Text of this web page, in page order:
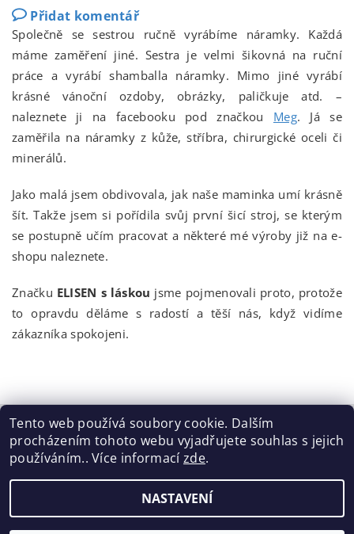
Přidat komentář
Společně se sestrou ručně vyrábíme náramky. Každá
máme zaměření jiné. Sestra je velmi šikovná na ruční
práce a vyrábí shamballa náramky. Mimo jiné vyrábí
krásné vánoční ozdoby, obrázky, paličkuje atd. –
naleznete ji na facebooku pod značkou Meg. Já se
zaměřila na náramky z kůže, stříbra, chirurgické oceli či
minerálů.
Jako malá jsem obdivovala, jak naše maminka umí krásně
šít. Takže jsem si pořídila svůj první šicí stroj, se kterým
se postupně učím pracovat a některé mé výroby již na e-
shopu naleznete.
Značku ELISEN s láskou jsme pojmenovali proto, protože
to opravdu děláme s radostí a těší nás, když vidíme
zákazníka spokojeni.
Tabulka velikostí | Doprava a Platba | Blog |
Podmínky ochrany osobních údajů | Obchodní podmínky
Výměna / vrácení zboží
2026 ©ELISEN, všechna práva vyhrazena
Tento web používá soubory cookie. Dalším
procházením tohoto webu vyjadřujete souhlas s jejich
používáním.. Více informacízde.
NASTAVENÍ